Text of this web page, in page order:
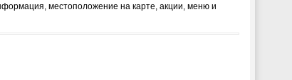
местоположение на карте, акции, меню и